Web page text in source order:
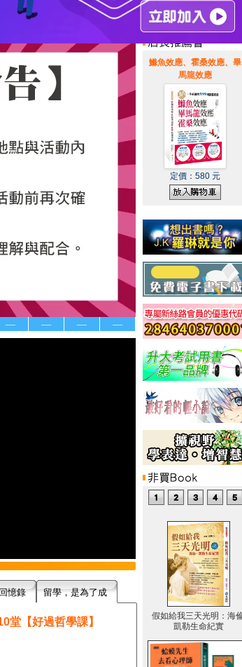
— — — —
憶錄 留學，是為了成
堂【好過哲學課】
鰷魚效應、霍桑效應、畢
馬龍效應
定價： 580 元